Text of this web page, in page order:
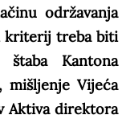
održavanja
kriterij treba biti
Kantona
mišljenje Vijeća
Aktiva direktora